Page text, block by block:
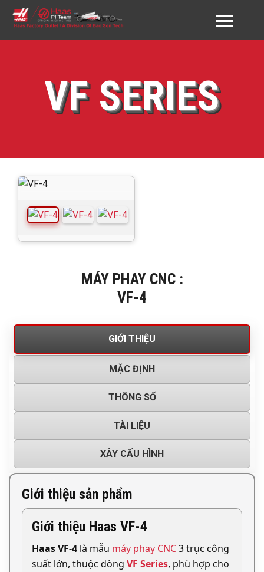
SẢN PHẨM
DỊCH VỤ
LIÊN HỆ
VF SERIES
MÁY PHAY CNC :
VF-4
GIỚI THIỆU
MẶC ĐỊNH
THÔNG SỐ
TÀI LIỆU
XÂY CẤU HÌNH
Giới thiệu sản phẩm
Giới thiệu Haas VF-4
Haas VF-4 là mẫu máy phay CNC3 trục công
suất lớn, thuộc dòng VF Series, phù hợp cho